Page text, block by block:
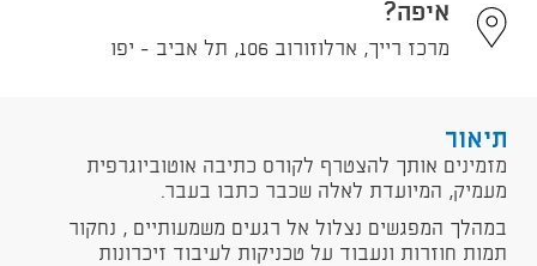
איפה?
מרכז רייך, ארלוזורוב 106, תל אביב - יפו
תיאור
מזמינים אותך להצטרף לקורס כתיבה אוטוביוגרפית
מעמיק, המיועדת לאלה שכבר כתבו בעבר.
במהלך המפגשים נצלול אל רגעים משמעותיים , נחקור
תמות חוזרות ונעבוד על טכניקות לעיבוד זיכרונות